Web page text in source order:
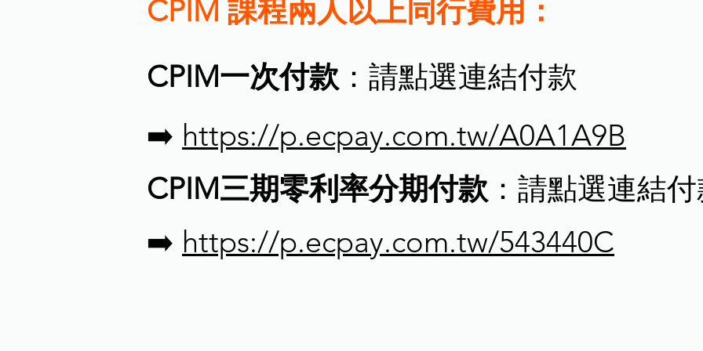
CPIM 課程兩人以上同行費用：
CPIM一次付款 ：請點選連結付款
➡️ https://p.ecpay.com.tw/A0A1A9B
CPIM三期零利率分期付款 ：請點選連結
➡️ https://p.ecpay.com.tw/543440C